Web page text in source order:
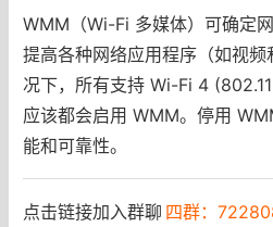
WMM（Wi-Fi 多媒体）可确定
提高各种网络应用程序（如视
况下，所有支持 Wi-Fi 4
应该都会启用 WMM。停用
能和可靠性。
点击链接加入群聊 四群：